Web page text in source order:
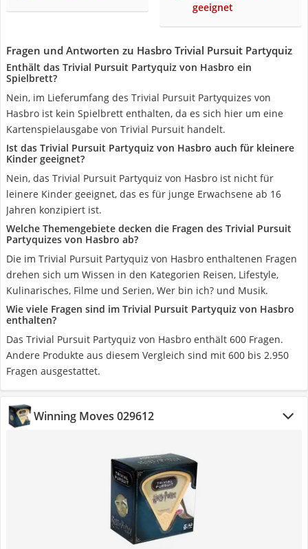
geeignet
Fragen und Antworten zu Hasbro Trivial Pursuit Partyquiz
Enthält das Trivial Pursuit Partyquiz von Hasbro ein
Spielbrett?
Nein, im Lieferumfang des Trivial Pursuit Partyquizes von
Hasbro ist kein Spielbrett enthalten, da es sich hier um eine
Kartenspielausgabe von Trivial Pursuit handelt.
Ist das Trivial Pursuit Partyquiz von Hasbro auch für kleinere
Kinder geeignet?
Nein, das Trivial Pursuit Partyquiz von Hasbro ist nicht für
leinere Kinder geeignet, das es für junge Erwachsene ab 16
Jahren konzipiert ist.
Welche Themengebiete decken die Fragen des Trivial Pursuit
Partyquizes von Hasbro ab?
Die im Trivial Pursuit Partyquiz von Hasbro enthaltenen Fragen
drehen sich um Wissen in den Kategorien Reisen, Lifestyle,
Kulinarisches, Filme und Serien, Wer bin ich? und Musik.
Wie viele Fragen sind im Trivial Pursuit Partyquiz von Hasbro
enthalten?
Das Trivial Pursuit Partyquiz von Hasbro enthält 600 Fragen.
Andere Produkte aus diesem Vergleich sind mit 600 bis 2.950
Fragen ausgestattet.
Winning Moves 029612